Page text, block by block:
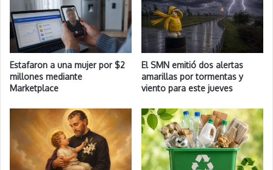
Estafaron a una mujer por $2
millones mediante
Marketplace
El SMN emitió dos alertas
amarillas por tormentas y
viento para este jueves